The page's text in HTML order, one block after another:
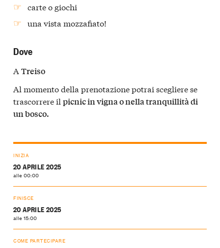
carte o giochi
una vista mozzafiato!
Dove
A Treiso
Al momento della prenotazione potrai scegliere se
trascorrere il picnic in vigna o nella tranquillità di
un bosco.
INIZIA
20 APRILE 2025
alle 00:00
FINISCE
20 APRILE 2025
alle 15:00
COME PARTECIPARE